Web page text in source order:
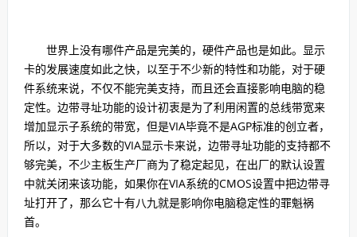
世界上没有哪件产品是完美的，硬件产品也是如此。显示
卡的发展速度如此之快，以至于不少新的特性和功能，对于硬
件系统来说，不仅不能完美支持，而且还会直接影响电脑的稳
定性。边带寻址功能的设计初衷是为了利用闲置的总线带宽来
增加显示子系统的带宽，但是VIA毕竟不是AGP标准的创立者，
所以，对于大多数的VIA显示卡来说，边带寻址功能的支持都不
够完美，不少主板生产厂商为了稳定起见，在出厂的默认设置
中就关闭来该功能，如果你在VIA系统的CMOS设置中把边带寻
址打开了，那么它十有八九就是影响你电脑稳定性的罪魁祸
首。